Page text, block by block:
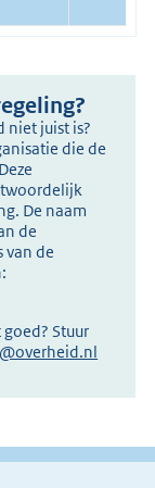
niet juist is?
die de
De naam
de
van de
Stuur